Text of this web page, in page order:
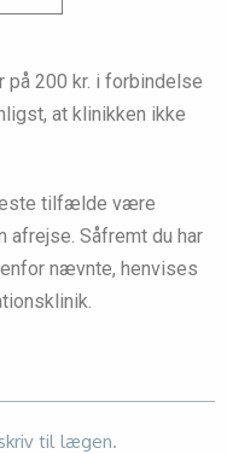
200 kr. i forbindelse
at klinikken ikke
tilfælde være
afrejse. Såfremt du har
nævnte, henvises
til lægen.